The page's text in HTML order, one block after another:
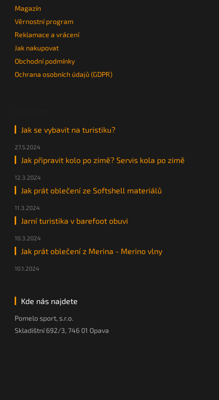
Magazín
Věrnostní program
Reklamace a vrácení
Jak nakupovat
Obchodní podmínky
Ochrana osobních údajů (GDPR)
Jak se vybavit na turistiku?
27.5.2024
Jak připravit kolo po zimě? Servis kola po zimě
12.3.2024
Jak prát oblečení ze Softshell materiálů
11.3.2024
Jarní turistika v barefoot obuvi
10.3.2024
Jak prát oblečení z Merina - Merino vlny
10.1.2024
Kde nás najdete
Pomelo sport, s.r.o.
Skladištní 692/3, 746 01 Opava